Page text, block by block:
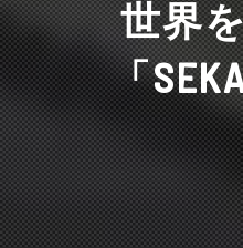
世界
「